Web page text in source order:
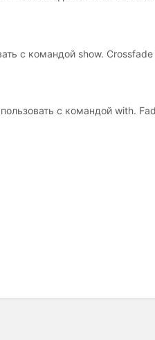
с командой show.
с командой with.